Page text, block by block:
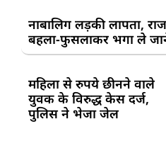
नाबालिग लड़की लापता,
बहला-फुसलाकर भगा ले
महिला से रुपये छीनने वाले
युवक के विरुद्ध केस दर्ज,
पुलिस ने भेजा जेल